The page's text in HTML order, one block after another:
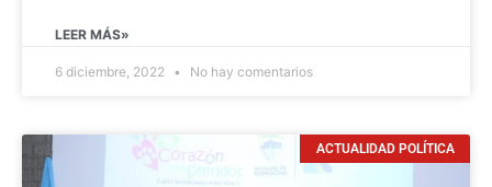
LEER MÁS»
6 diciembre, 2022 No hay comentarios
ACTUALIDAD POLÍTICA